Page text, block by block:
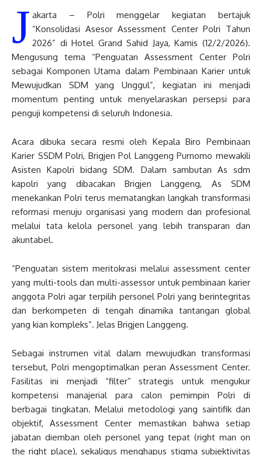
J akarta – Polri menggelar kegiatan bertajuk
“Konsolidasi Asesor Assessment Center Polri Tahun
2026” di Hotel Grand Sahid Jaya, Kamis (12/2/2026).
Mengusung tema “Penguatan Assessment Center Polri
sebagai Komponen Utama dalam Pembinaan Karier untuk
Mewujudkan SDM yang Unggul”, kegiatan ini menjadi
momentum penting untuk menyelaraskan persepsi para
penguji kompetensi di seluruh Indonesia.
Acara dibuka secara resmi oleh Kepala Biro Pembinaan
Karier SSDM Polri, Brigjen Pol Langgeng Purnomo mewakili
Asisten Kapolri bidang SDM. Dalam sambutan As sdm
kapolri yang dibacakan Brigjen Langgeng, As SDM
menekankan Polri terus mematangkan langkah transformasi
reformasi menuju organisasi yang modern dan profesional
melalui tata kelola personel yang lebih transparan dan
akuntabel.
“Penguatan sistem meritokrasi melalui assessment center
yang multi-tools dan multi-assessor untuk pembinaan karier
anggota Polri agar terpilih personel Polri yang berintegritas
dan berkompeten di tengah dinamika tantangan global
yang kian kompleks”. Jelas Brigjen Langgeng.
Sebagai instrumen vital dalam mewujudkan transformasi
tersebut, Polri mengoptimalkan peran Assessment Center.
Fasilitas ini menjadi “filter” strategis untuk mengukur
kompetensi manajerial para calon pemimpin Polri di
berbagai tingkatan. Melalui metodologi yang saintifik dan
objektif, Assessment Center memastikan bahwa setiap
jabatan diemban oleh personel yang tepat (right man on
the right place), sekaligus menghapus stigma subjektivitas